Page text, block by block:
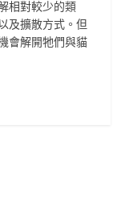
相對較少的類
及擴散方式。但
會解開牠們與貓